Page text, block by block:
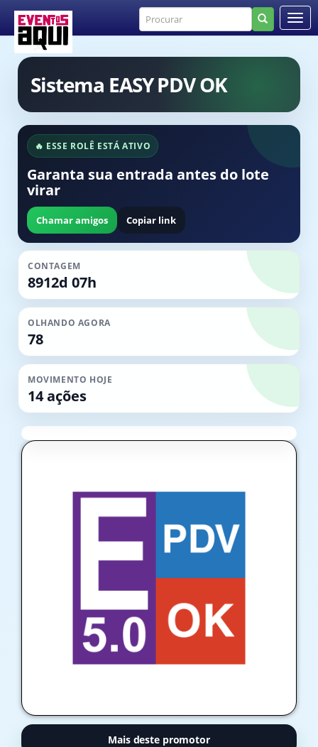
Sistema EASY PDV OK
🔥 ESSE ROLÊ ESTÁ ATIVO
Garanta sua entrada antes do lote
virar
Chamar amigos Copiar link
CONTAGEM
8912d 07h
OLHANDO AGORA
78
MOVIMENTO HOJE
14 ações
Mais deste promotor